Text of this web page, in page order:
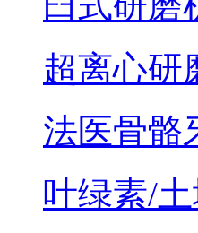
超离心研
法医骨骼
叶绿素/